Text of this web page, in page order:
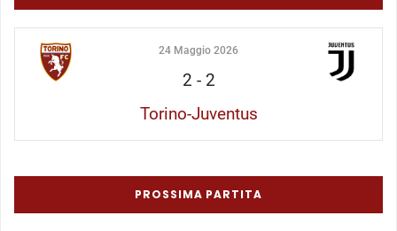
24 Maggio 2026
2 - 2
Torino-Juventus
PROSSIMA PARTITA